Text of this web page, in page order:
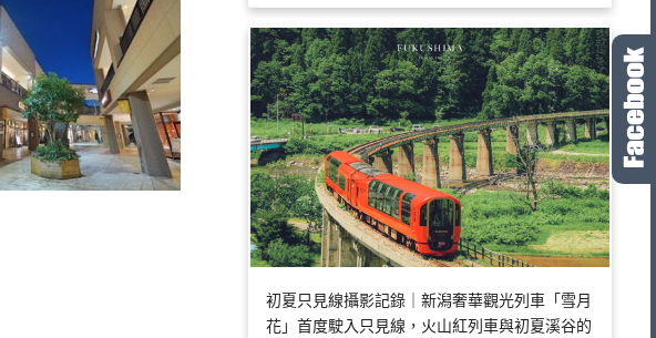
初夏只見線攝影記錄｜新潟奢華觀光列車「雪月
花」首度駛入只見線，火山紅列車與初夏溪谷的